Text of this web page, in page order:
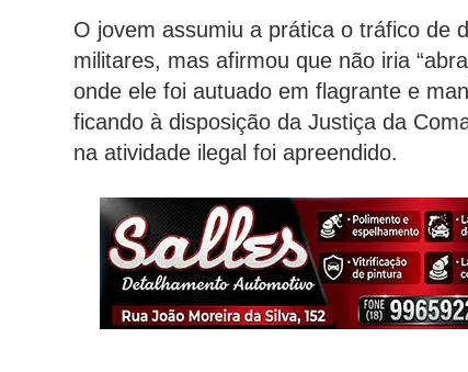
O jovem assumiu a prática o tráfico de
militares, mas afirmou que não iria
onde ele foi autuado em flagrante e
ficando à disposição da Justiça da
na atividade ilegal foi apreendido.